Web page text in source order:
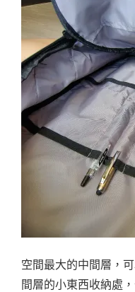
空間最大的中間層，
間層的小東西收納處